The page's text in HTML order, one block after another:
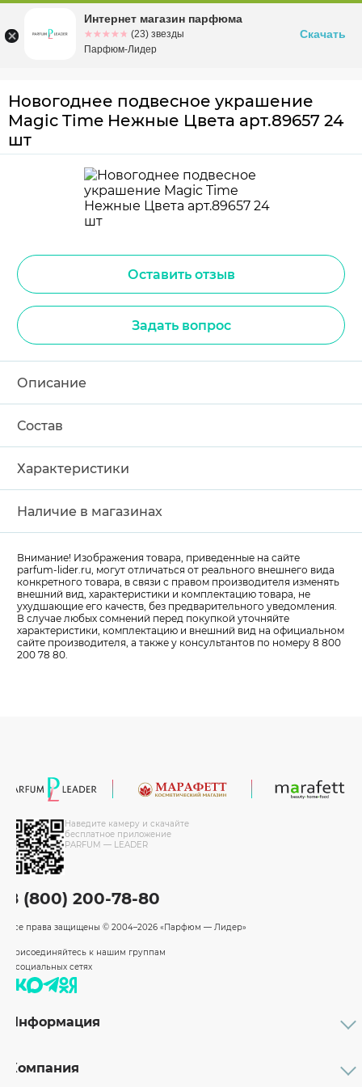
Омскул. Заозерная, 11, к. 1
Новогоднее подвесное украшение
Magic Time Нежные Цвета арт.89657 24
шт
Оставить отзыв
Задать вопрос
Описание
Состав
Характеристики
Наличие в магазинах
Внимание! Изображения товара, приведенные на сайте
parfum-lider.ru, могут отличаться от реального внешнего вида
конкретного товара, в связи с правом производителя изменять
внешний вид, характеристики и комплектацию товара, не
ухудшающие его качеств, без предварительного уведомления.
В случае любых сомнений перед покупкой уточняйте
характеристики, комплектацию и внешний вид на официальном
сайте производителя, а также у консультантов по номеру 8 800
200 78 80.
Наведите камеру и скачайте
бесплатное приложение
PARFUM — LEADER
8 (800) 200-78-80
Все права защищены © 2004–2026 «Парфюм — Лидер»
Присоединяйтесь к нашим группам
в социальных сетях
Информация
Бренды
Компания
Интернет магазин парфюма
☆☆☆☆☆
★★★★★ (23) звезды
Парфюм-Лидер
Скачать